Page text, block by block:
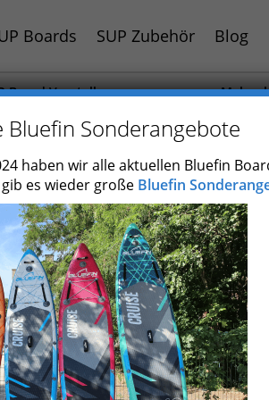
Boards SUP Zubehör Blog
Board Vorstellungen
und Zubehör getestet
Mehr
SUP
Aufblasbar
Bluefin
Fortgeschrittene
Racing-Board
ca. 120-130 kg
427 cm (14'0")
71 cm (28")
Bluefin Sonderangebote
haben wir alle aktuellen Bluefin
es wieder große Bluefin